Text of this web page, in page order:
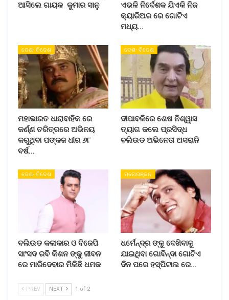
ଆସିଲେ ଗାୟକ କୁମାର ସାନୁ
ଏଭଳି ନିର୍ଦେଶକ ଯିଏକି ନିଜ
କ୍ୟାରିଅର ରେ ଗୋଟିଏ
ମଧ୍ୟ…
ଦେଶ- ବିଦେଶ
ମହାଭାରତ ଧାରାବାହିକ ରେ
କର୍ଣ୍ଣ ଚରିତ୍ରରେ ଅଭିନୟ
କରୁଥିବା ପଙ୍କଜ ଧୀର ୬୮
ବର୍ଷ…
ଦେଶ- ବିଦେଶ
ଦୀପାବଳିରେ ଶେଷ ନିଶ୍ୱାସ
ତ୍ୟାଗ କଲେ ପ୍ରସିଦ୍ଧ
ବଲିଉଡ ଅଭିନେତା ଅସରାନି
ଦେଶ- ବିଦେଶ
ବଲିଉଡ କଳାକାର ଓ ବିଜେପି
ସାଂସଦ ରବି କିଶନ ଙ୍କୁ ଜୀବନ
ରେ ମାରିଦେବାର ମିଳିଛି ଧମକ
ମନୋରଞ୍ଜନ
ଧର୍ମେନ୍ଦ୍ର ଙ୍କୁ ଦେଖିବାକୁ
ଯାଇଥିବା ଗୋବିନ୍ଦା ଗୋଟିଏ
ଦିନ ପରେ ହସ୍ପିଟାଲ ରେ…
PREV NEXT 1 of 2